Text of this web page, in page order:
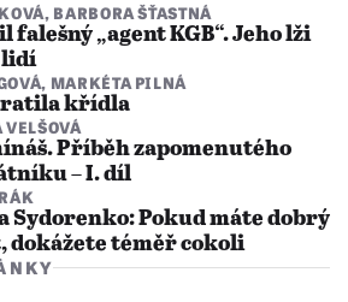
, BARBORA ŠŤASTNÁ
falešný „agent KGB“. Jeho lži
lidí
, MARKÉTA PILNÁ
křídla
Příběh zapomenutého
– I. díl
Sydorenko: Pokud máte dobrý
dokážete téměř cokoli